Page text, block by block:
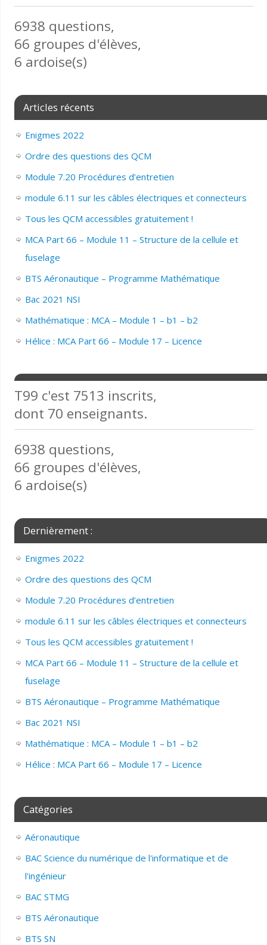
6938 questions,
66 groupes d'élèves,
6 ardoise(s)
Articles récents
Enigmes 2022
Ordre des questions des QCM
Module 7.20 Procédures d’entretien
module 6.11 sur les câbles électriques et connecteurs
Tous les QCM accessibles gratuitement !
MCA Part 66 – Module 11 – Structure de la cellule et
fuselage
BTS Aéronautique – Programme Mathématique
Bac 2021 NSI
Mathématique : MCA – Module 1 – b1 – b2
Hélice : MCA Part 66 – Module 17 – Licence
T99 c'est 7513 inscrits,
dont 70 enseignants.
6938 questions,
66 groupes d'élèves,
6 ardoise(s)
Dernièrement :
Enigmes 2022
Ordre des questions des QCM
Module 7.20 Procédures d’entretien
module 6.11 sur les câbles électriques et connecteurs
Tous les QCM accessibles gratuitement !
MCA Part 66 – Module 11 – Structure de la cellule et
fuselage
BTS Aéronautique – Programme Mathématique
Bac 2021 NSI
Mathématique : MCA – Module 1 – b1 – b2
Hélice : MCA Part 66 – Module 17 – Licence
Catégories
Aéronautique
BAC Science du numérique de l'informatique et de
l'ingénieur
BAC STMG
BTS Aéronautique
BTS SN